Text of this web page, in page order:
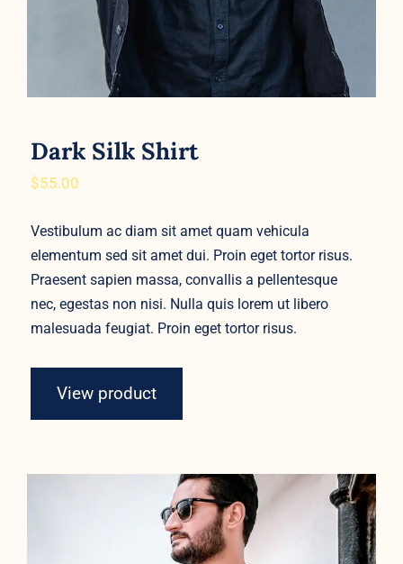
Dark Silk Shirt
$55.00
Vestibulum ac diam sit amet quam vehicula
elementum sed sit amet dui. Proin eget tortor risus.
Praesent sapien massa, convallis a pellentesque
nec, egestas non nisi. Nulla quis lorem ut libero
malesuada feugiat. Proin eget tortor risus.
View product